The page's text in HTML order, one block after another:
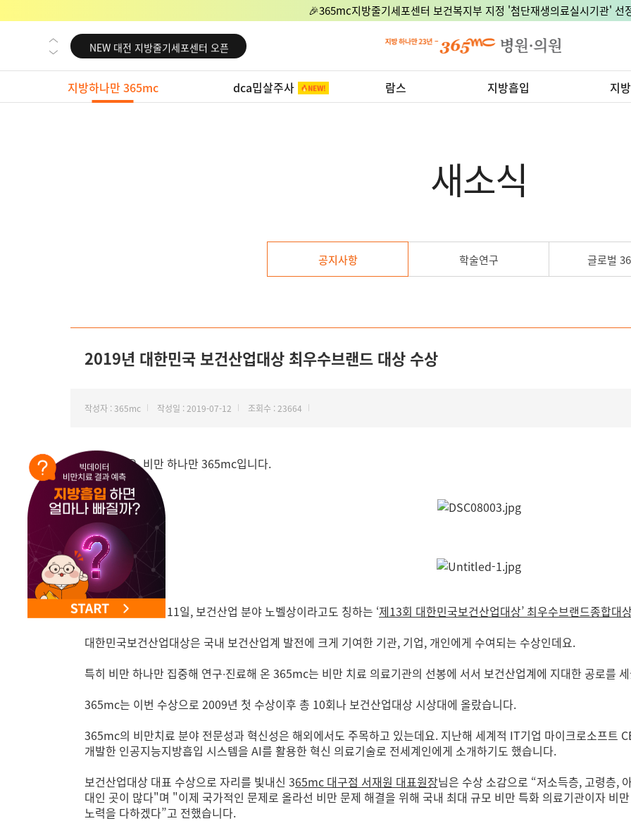
🎉365mc지방줄기세포센터 보건복지부 지정 '첨단재생의료실시기관' 선
NEW 교대 지방줄기세포센터 오픈
NEW 대전 지방줄기세포센터 오픈
NEW 노원 지방줄기세포센터 오픈
NEW 미국 LA점 오픈
지방하나만 365mc dca밉살주사 람스 지방흡입 지
새소식
공지사항 학술연구 글로벌
2019년 대한민국 보건산업대상 최우수브랜드 대상 수상
작성자 : 365mc 작성일 : 2019-07-12 조회수 : 23664
안녕하세요. 비만 하나만 365mc입니다.
지난 2019년 7월 11일, 보건산업 분야 노벨상이라고도 칭하는 ‘제13회 대한민국보건산업대상’ 최우수브랜드종합대
대한민국보건산업대상은 국내 보건산업계 발전에 크게 기여한 기관, 기업, 개인에게 수여되는 수상인데요.
특히 비만 하나만 집중해 연구∙진료해 온 365mc는 비만 치료 의료기관의 선봉에 서서 보건산업계에 지대한 공로를
365mc는 이번 수상으로 2009년 첫 수상이후 총 10회나 보건산업대상 시상대에 올랐습니다.
365mc의 비만치료 분야 전문성과 혁신성은 해외에서도 주목하고 있는데요. 지난해 세계적 IT기업 마이크로소프트
개발한 인공지능지방흡입 시스템을 AI를 활용한 혁신 의료기술로 전세계인에게 소개하기도 했습니다.
보건산업대상 대표 수상으로 자리를 빛내신 365mc 대구점 서재원 대표원장님은 수상 소감으로 “저소득층, 고령층,
대인 곳이 많다"며 "이제 국가적인 문제로 올라선 비만 문제 해결을 위해 국내 최대 규모 비만 특화 의료기관이자 비
노력을 다하겠다”고 전했습니다.